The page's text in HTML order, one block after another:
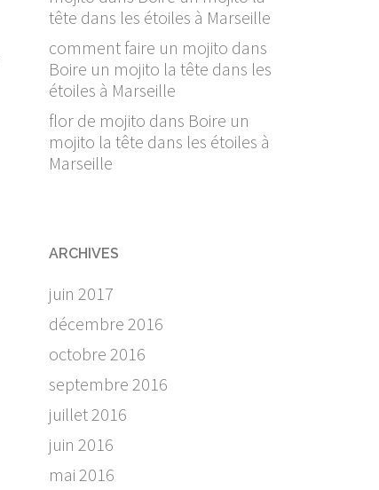
tête dans les étoiles à Marseille
comment faire un mojito dans
Boire un mojito la tête dans les
étoiles à Marseille
flor de mojito dans Boire un
mojito la tête dans les étoiles à
Marseille
ARCHIVES
juin 2017
décembre 2016
octobre 2016
septembre 2016
juillet 2016
juin 2016
mai 2016